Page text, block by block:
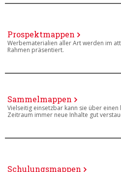
Prospektmappen
Werbematerialien aller Art werden im
Rahmen präsentiert.
Sammelmappen
Vielseitig einsetzbar kann sie über einen
Zeitraum immer neue Inhalte gut
Schulungsmappen